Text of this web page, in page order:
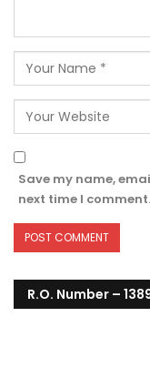
Save my name,
next time I comment.
R.O. Number –